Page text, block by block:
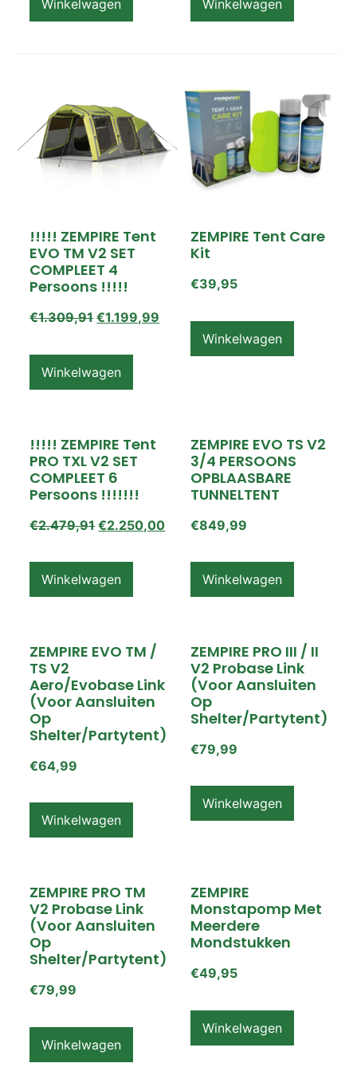
Winkelwagen Winkelwagen
!!!!! ZEMPIRE Tent
EVO TM V2 SET
COMPLEET 4
Persoons !!!!!
€1.309,91 €1.199,99
Winkelwagen
ZEMPIRE Tent Care
Kit
€39,95
Winkelwagen
!!!!! ZEMPIRE Tent
PRO TXL V2 SET
COMPLEET 6
Persoons !!!!!!!
€2.479,91 €2.250,00
Winkelwagen
ZEMPIRE EVO TS V2
3/4 PERSOONS
OPBLAASBARE
TUNNELTENT
€849,99
Winkelwagen
ZEMPIRE EVO TM /
TS V2
Aero/Evobase Link
(voor Aansluiten
Op
Shelter/partytent)
€64,99
Winkelwagen
ZEMPIRE PRO III / II
V2 Probase Link
(voor Aansluiten
Op
Shelter/partytent)
€79,99
Winkelwagen
ZEMPIRE PRO TM
V2 Probase Link
(voor Aansluiten
Op
Shelter/partytent)
€79,99
Winkelwagen
ZEMPIRE
Monstapomp Met
Meerdere
Mondstukken
€49,95
Winkelwagen